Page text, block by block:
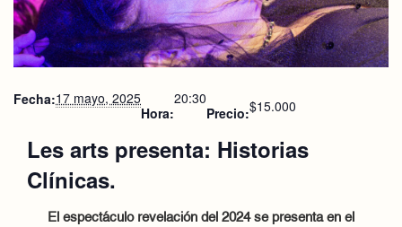
Fecha:17 mayo, 2025
Hora:
20:30
Precio:$15.000
Les arts presenta: Historias
Clínicas.
El espectáculo revelación del 2024 se presenta en el